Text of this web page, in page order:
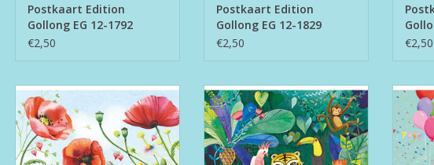
Postkaart Edition
Gollong EG 12-1792
€2,50
Postkaart Edition
Gollong EG 12-1829
€2,50
€2,50
Postkaart Edition Gollong EG 12-
1912
TOEVOEGEN AAN WINKELWAGEN
Postkaart Edition Gollong EG 12-
1956
TOEVOEGEN AAN WINKELWAGEN